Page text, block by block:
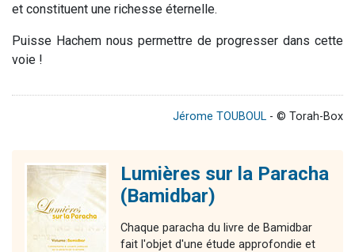
et constituent une richesse éternelle.
Puisse Hachem nous permettre de progresser dans cette
voie !
Jérome TOUBOUL - © Torah-Box
Lumières sur la Paracha
(Bamidbar)
Chaque paracha du livre de Bamidbar
fait l'objet d'une étude approfondie et